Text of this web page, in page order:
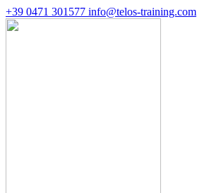
+39 0471 301577 info@telos-training.com